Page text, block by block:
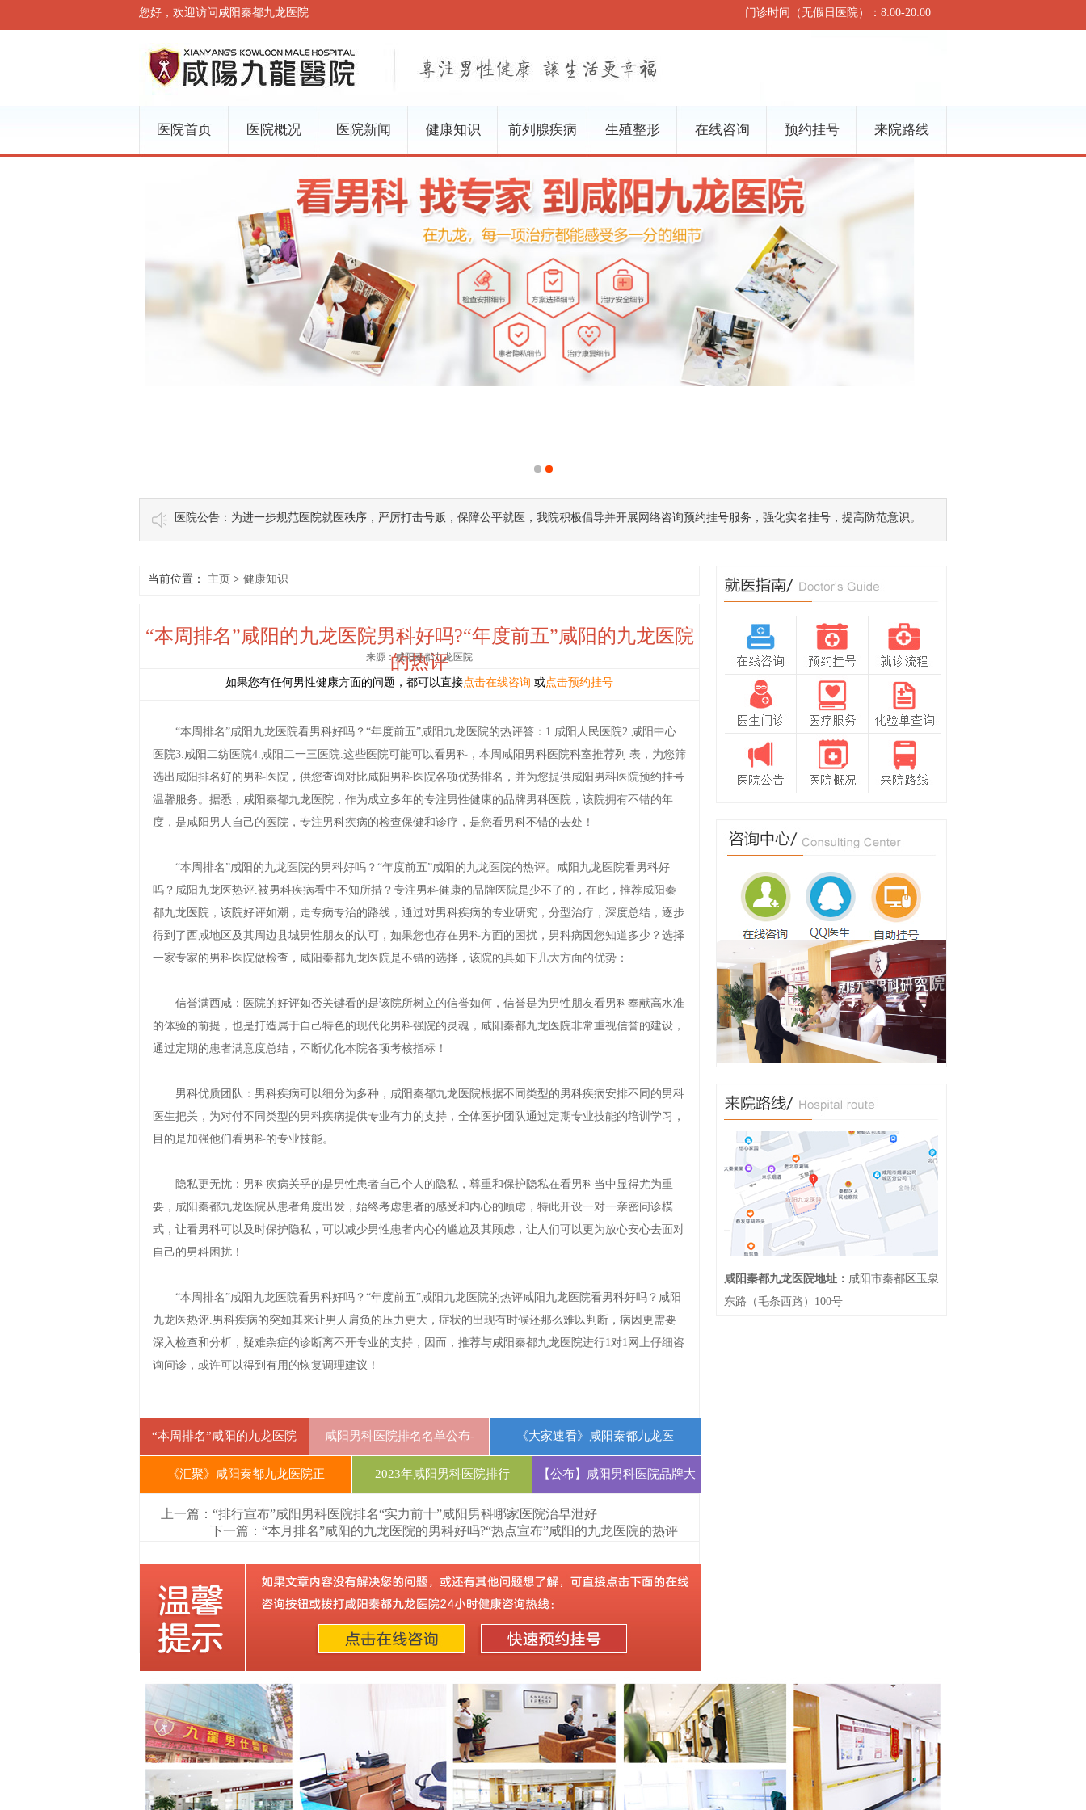
您好，欢迎访问咸阳秦都九龙医院 门诊时间（无假日医院）：8:00-20:00
医院首页 医院概况 医院新闻 健康知识 前列腺疾病 生殖整形 在线咨询 预约挂号 来院路线
医院公告：为进一步规范医院就医秩序，严厉打击号贩，保障公平就医，我院积极倡导并开展网络咨询预约挂号服务，强化实名挂号，提高防范意识。
当前位置： 主页 > 健康知识
“本周排名”咸阳的九龙医院男科好吗?“年度前五”咸阳的九龙医院
的热评
来源：咸阳秦都九龙医院
如果您有任何男性健康方面的问题，都可以直接点击在线咨询 或点击预约挂号
“本周排名”咸阳九龙医院看男科好吗？“年度前五”咸阳九龙医院的热评答：1.咸阳人民医院2.咸阳中心
医院3.咸阳二纺医院4.咸阳二一三医院.这些医院可能可以看男科，本周咸阳男科医院科室推荐列 表，为您筛
选出咸阳排名好的男科医院，供您查询对比咸阳男科医院各项优势排名，并为您提供咸阳男科医院预约挂号
温馨服务。据悉，咸阳秦都九龙医院，作为成立多年的专注男性健康的品牌男科医院，该院拥有不错的年
度，是咸阳男人自己的医院，专注男科疾病的检查保健和诊疗，是您看男科不错的去处！
“本周排名”咸阳的九龙医院的男科好吗？“年度前五”咸阳的九龙医院的热评。咸阳九龙医院看男科好
吗？咸阳九龙医热评.被男科疾病看中不知所措？专注男科健康的品牌医院是少不了的，在此，推荐咸阳秦
都九龙医院，该院好评如潮，走专病专治的路线，通过对男科疾病的专业研究，分型治疗，深度总结，逐步
得到了西咸地区及其周边县城男性朋友的认可，如果您也存在男科方面的困扰，男科病因您知道多少？选择
一家专家的男科医院做检查，咸阳秦都九龙医院是不错的选择，该院的具如下几大方面的优势：
信誉满西咸：医院的好评如否关键看的是该院所树立的信誉如何，信誉是为男性朋友看男科奉献高水准
的体验的前提，也是打造属于自己特色的现代化男科强院的灵魂，咸阳秦都九龙医院非常重视信誉的建设，
通过定期的患者满意度总结，不断优化本院各项考核指标！
男科优质团队：男科疾病可以细分为多种，咸阳秦都九龙医院根据不同类型的男科疾病安排不同的男科
医生把关，为对付不同类型的男科疾病提供专业有力的支持，全体医护团队通过定期专业技能的培训学习，
目的是加强他们看男科的专业技能。
隐私更无忧：男科疾病关乎的是男性患者自己个人的隐私，尊重和保护隐私在看男科当中显得尤为重
要，咸阳秦都九龙医院从患者角度出发，始终考虑患者的感受和内心的顾虑，特此开设一对一亲密问诊模
式，让看男科可以及时保护隐私，可以减少男性患者内心的尴尬及其顾虑，让人们可以更为放心安心去面对
自己的男科困扰！
“本周排名”咸阳九龙医院看男科好吗？“年度前五”咸阳九龙医院的热评咸阳九龙医院看男科好吗？咸阳
九龙医热评.男科疾病的突如其来让男人肩负的压力更大，症状的出现有时候还那么难以判断，病因更需要
深入检查和分析，疑难杂症的诊断离不开专业的支持，因而，推荐与咸阳秦都九龙医院进行1对1网上仔细咨
询问诊，或许可以得到有用的恢复调理建议！
“本周排名”咸阳的九龙医院 咸阳男科医院排名名单公布- 《大家速看》咸阳秦都九龙医
《汇聚》咸阳秦都九龙医院正 2023年咸阳男科医院排行 【公布】咸阳男科医院品牌大
上一篇：“排行宣布”咸阳男科医院排名“实力前十”咸阳男科哪家医院治早泄好
下一篇：“本月排名”咸阳的九龙医院的男科好吗?“热点宣布”咸阳的九龙医院的热评
咸阳秦都九龙医院地址： 咸阳市秦都区玉泉
东路（毛条西路）100号